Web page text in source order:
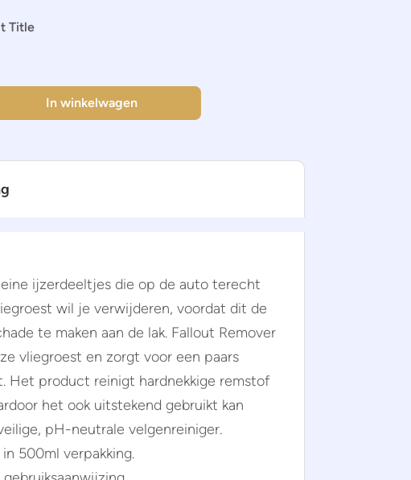
Title
aantalIn winkelwagen
ijzerdeeltjes die op de auto terecht
wil je verwijderen, voordat dit de
te maken aan de lak. Fallout Remover
vliegroest en zorgt voor een paars
Het product reinigt hardnekkige remstof
het ook uitstekend gebruikt kan
pH-neutrale velgenreiniger.
500ml verpakking.